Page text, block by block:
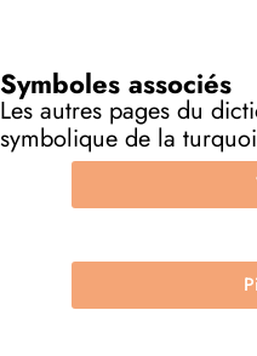
Symboles associés
Les autres pages du
symbolique de la